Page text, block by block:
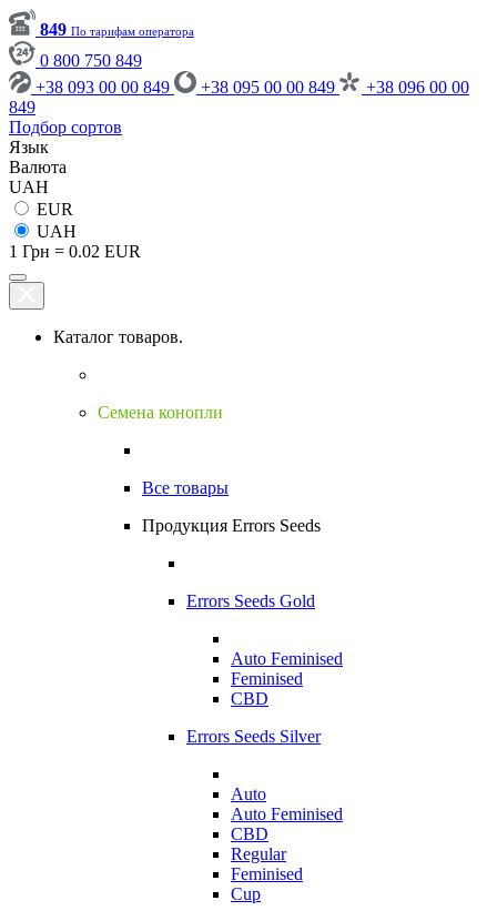
849 По тарифам оператора
0 800 750 849
+38 093 00 00 849
+38 095 00 00 849
+38 096 00 00
849
Подбор сортов
Язык
Валюта
UAH
EUR
UAH
1 Грн = 0.02 EUR
Каталог товаров.
Семена конопли
Все товары
Продукция Errors Seeds
Errors Seeds Gold
Auto Feminised
Feminised
CBD
Errors Seeds Silver
Auto
Auto Feminised
CBD
Regular
Feminised
Cup